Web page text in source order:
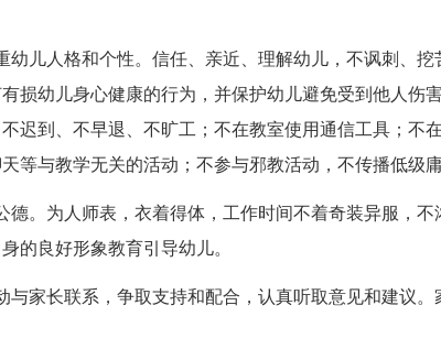
儿人格和个性。信任、亲近、理解幼儿，不讽刺、挖
损幼儿身心健康的行为，并保护幼儿避免受到他人伤
迟到、不早退、不旷工；不在教室使用通信工具；不
等与教学无关的活动；不参与邪教活动，不传播低级庸
。为人师表，衣着得体，工作时间不着奇装异服，不
的良好形象教育引导幼儿。
家长联系，争取支持和配合，认真听取意见和建议。